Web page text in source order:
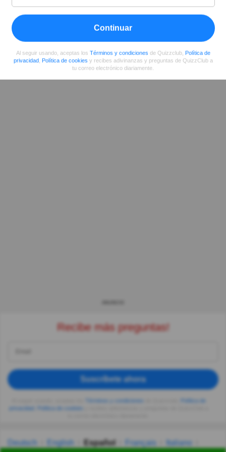
Compartiren Facebook
Recibe más preguntas!
Suscríbete ahora
privacidad
Deutsch English Español Français
Italiano
Continuar
Al seguir usando, aceptas los Términos y condiciones de Quizzclub, Política de
privacidad, Política de cookies y recibes adivinanzas y preguntas de QuizzClub a
tu correo electrónico diariamente.